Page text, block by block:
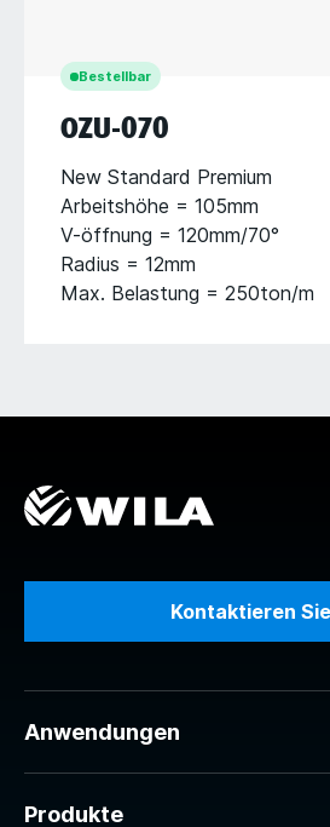
Bestellbar
OZU-070
New Standard Premium
Arbeitshöhe = 105mm
V-öffnung = 120mm/70°
Radius = 12mm
Max. Belastung = 250ton/m
Kontaktieren
Anwendungen
Produkte